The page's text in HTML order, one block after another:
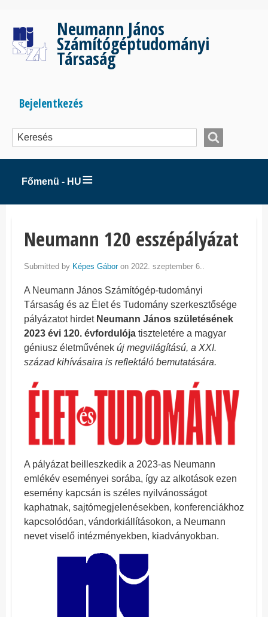
tartalomra
Neumann János
Számítógéptudományi
Társaság
Bejelentkezés
menüje
Bejelentkezés
Főmenü - HU
Neumann 120 esszépályázat
Submitted by Képes Gáboron 2022. szeptember 6..
A Neumann János Számítógép-tudományi
Társaság és az Élet és Tudomány szerkesztősége
pályázatot hirdet Neumann János születésének
2023 évi 120. évfordulója tiszteletére a magyar
géniusz életművének új megvilágítású, a XXI.
század kihívásaira is reflektáló bemutatására.
A pályázat beilleszkedik a 2023-as Neumann
emlékév eseményei sorába, így az alkotások ezen
esemény kapcsán is széles nyilvánosságot
kaphatnak, sajtómegjelenésekben, konferenciákhoz
kapcsolódóan, vándorkiállításokon, a Neumann
nevet viselő intézményekben, kiadványokban.